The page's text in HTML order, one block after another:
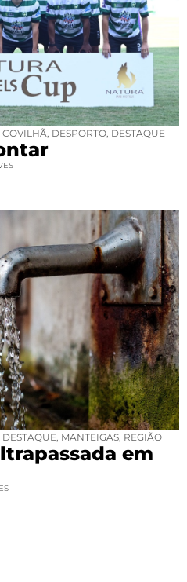
COVILHÃ DESPORTO DESTAQUE
DESTAQUE MANTEIGAS REGIÃO
em